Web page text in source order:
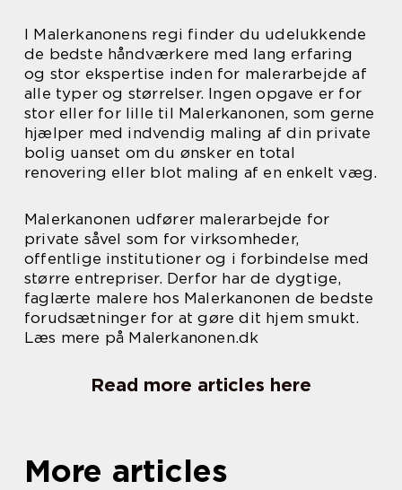
I Malerkanonens regi finder du udelukkende
de bedste håndværkere med lang erfaring
og stor ekspertise inden for malerarbejde af
alle typer og størrelser. Ingen opgave er for
stor eller for lille til Malerkanonen, som gerne
hjælper med indvendig maling af din private
bolig uanset om du ønsker en total
renovering eller blot maling af en enkelt væg.
Malerkanonen udfører malerarbejde for
private såvel som for virksomheder,
offentlige institutioner og i forbindelse med
større entrepriser. Derfor har de dygtige,
faglærte malere hos Malerkanonen de bedste
forudsætninger for at gøre dit hjem smukt.
Læs mere på Malerkanonen.dk
Read more articles here
More articles